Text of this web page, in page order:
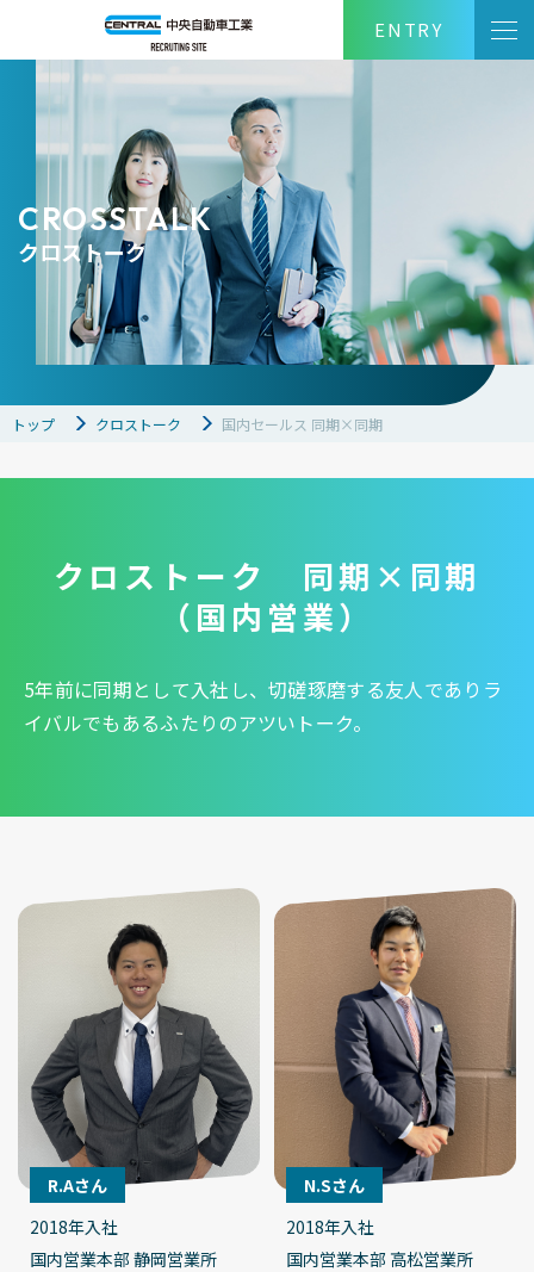
CROSSTALK
クロストーク
トップ クロストーク 国内セールス 同期×同期
クロストーク 同期×同期
（国内営業）
5年前に同期として入社し、切磋琢磨する友人でありラ
イバルでもあるふたりのアツいトーク。
R.Aさん
2018年入社
国内営業本部 静岡営業所
N.Sさん
2018年入社
国内営業本部 高松営業所
ENTRY